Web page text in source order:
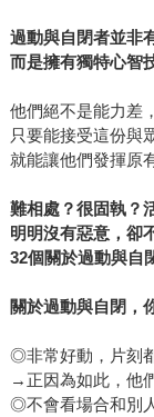
過動與自閉者並非
而是擁有獨特心智
他們絕不是能力差
只要能接受這份與
就能讓他們發揮原
難相處？很固執？
明明沒有惡意，卻
32個關於過動與自
關於過動與自閉，
◎非常好動，片刻
→正因為如此，他
◎不會看場合和別